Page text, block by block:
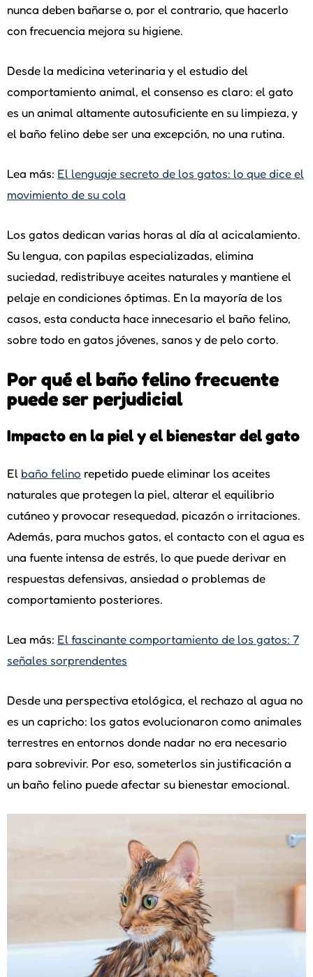
nunca deben bañarse o, por el contrario, que hacerlo
con frecuencia mejora su higiene.
Desde la medicina veterinaria y el estudio del
comportamiento animal, el consenso es claro: el gato
es un animal altamente autosuficiente en su limpieza, y
el baño felino debe ser una excepción, no una rutina.
Lea más: El lenguaje secreto de los gatos: lo que dice el
movimiento de su cola
Los gatos dedican varias horas al día al acicalamiento.
Su lengua, con papilas especializadas, elimina
suciedad, redistribuye aceites naturales y mantiene el
pelaje en condiciones óptimas. En la mayoría de los
casos, esta conducta hace innecesario el baño felino,
sobre todo en gatos jóvenes, sanos y de pelo corto.
Por qué el baño felino frecuente
puede ser perjudicial
Impacto en la piel y el bienestar del gato
El baño felino repetido puede eliminar los aceites
naturales que protegen la piel, alterar el equilibrio
cutáneo y provocar resequedad, picazón o irritaciones.
Además, para muchos gatos, el contacto con el agua es
una fuente intensa de estrés, lo que puede derivar en
respuestas defensivas, ansiedad o problemas de
comportamiento posteriores.
Lea más: El fascinante comportamiento de los gatos: 7
señales sorprendentes
Desde una perspectiva etológica, el rechazo al agua no
es un capricho: los gatos evolucionaron como animales
terrestres en entornos donde nadar no era necesario
para sobrevivir. Por eso, someterlos sin justificación a
un baño felino puede afectar su bienestar emocional.